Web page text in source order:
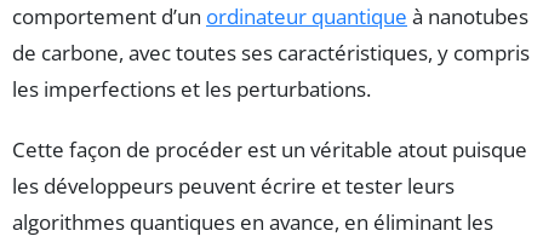
comportement d’un ordinateur quantique à nanotubes
de carbone, avec toutes ses caractéristiques, y compris
les imperfections et les perturbations.
Cette façon de procéder est un véritable atout puisque
les développeurs peuvent écrire et tester leurs
algorithmes quantiques en avance, en éliminant les